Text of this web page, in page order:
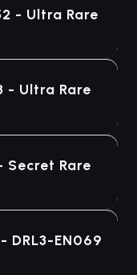
- Ultra Rare
- Ultra Rare
Secret Rare
DRL3-EN069